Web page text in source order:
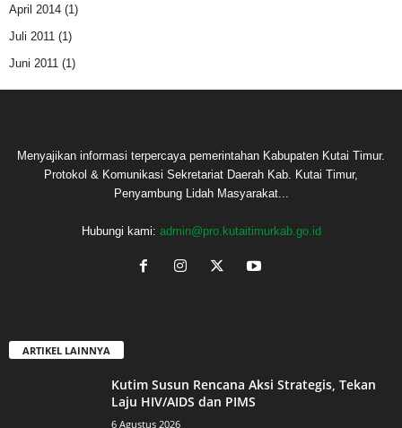
April 2014 (1)
Juli 2011 (1)
Juni 2011 (1)
Menyajikan informasi terpercaya pemerintahan Kabupaten Kutai Timur.
Protokol & Komunikasi Sekretariat Daerah Kab. Kutai Timur,
Penyambung Lidah Masyarakat...
Hubungi kami: admin@pro.kutaitimurkab.go.id
ARTIKEL LAINNYA
Kutim Susun Rencana Aksi Strategis, Tekan
Laju HIV/AIDS dan PIMS
6 Agustus 2026